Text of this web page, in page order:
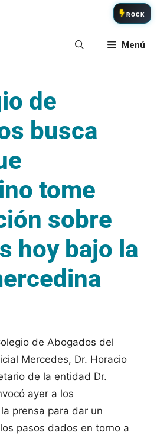
ROCK
Menú
de
busca
tome
sobre
hoy bajo la
de Abogados del
Mercedes, Dr. Horacio
de la entidad Dr.
ayer a los
prensa para dar un
pasos dados en torno a